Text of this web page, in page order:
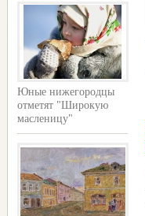
Юные нижегородцы
отметят "Широкую
масленицу"